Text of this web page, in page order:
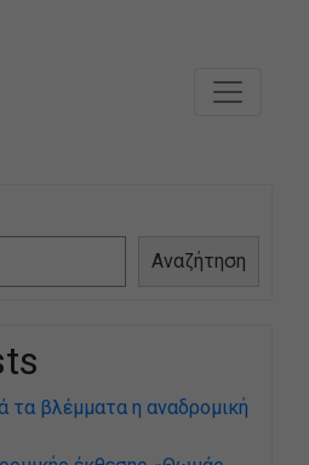
Αναζήτηση
τα βλέμματα η αναδρομική